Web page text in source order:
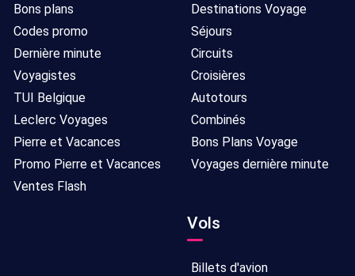
Bons plans
Codes promo
Dernière minute
Voyagistes
TUI Belgique
Leclerc Voyages
Pierre et Vacances
Promo Pierre et Vacances
Ventes Flash
Destinations Voyage
Séjours
Circuits
Croisières
Autotours
Combinés
Bons Plans Voyage
Voyages dernière minute
Vols
Billets d'avion